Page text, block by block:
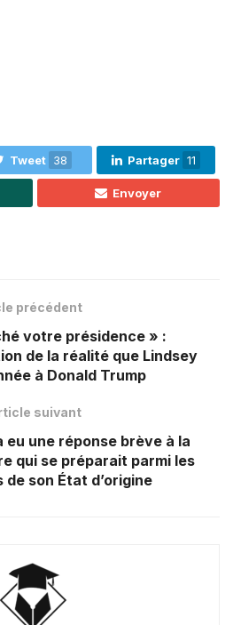
Tweet 38 Partager 11
Envoyer
précédent
votre présidence » :
de la réalité que Lindsey
à Donald Trump
suivant
eu une réponse brève à la
qui se préparait parmi les
son État d’origine